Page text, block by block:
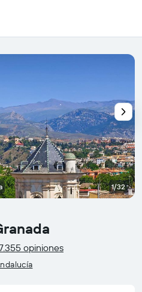
opiniones
1/32